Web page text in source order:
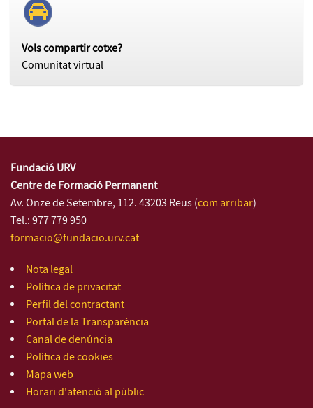
Vols compartir cotxe?
Comunitat virtual
Fundació URV
Centre de Formació Permanent
Av. Onze de Setembre, 112. 43203 Reus (com arribar)
Tel.: 977 779 950
formacio@fundacio.urv.cat
Nota legal
Política de privacitat
Perfil del contractant
Portal de la Transparència
Canal de denúncia
Política de cookies
Mapa web
Horari d'atenció al públic